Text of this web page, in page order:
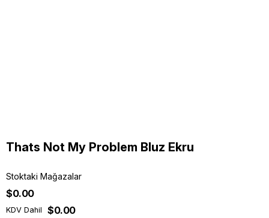
Thats Not My Problem Bluz Ekru
Stoktaki Mağazalar
$0.00
KDV Dahil $0.00